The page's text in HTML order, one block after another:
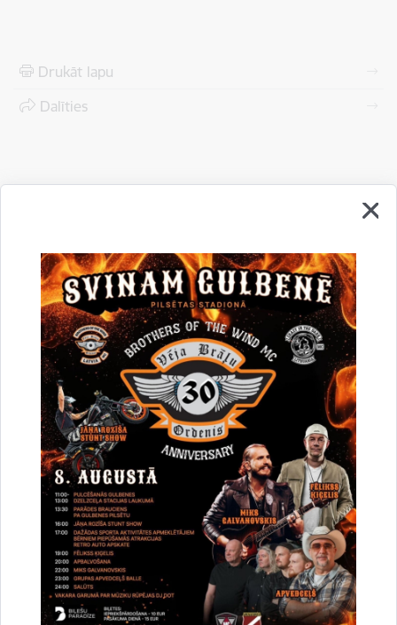
Drukāt lapu
Dalīties
Vai šī informācija bija noderīga?
Sniegt atsauksmi
Esi pirmais, kurš uzzina!
Piesakies jaunumu saņemšanai savā e-pastā.